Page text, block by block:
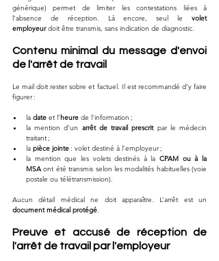
générique) permet de limiter les contestations liées à
l’absence de réception. Là encore, seul le volet
employeur doit être transmis, sans indication de diagnostic.
Contenu minimal du message d'envoi
de l'arrêt de travail
Le mail doit rester sobre et factuel. Il est recommandé d’y faire
figurer :
la date et l’heure de l’information ;
la mention d’un arrêt de travail prescrit par le médecin
traitant ;
la pièce jointe : volet destiné à l’employeur ;
la mention que les volets destinés à la CPAM ou à la
MSA ont été transmis selon les modalités habituelles (voie
postale ou télétransmission).
document médical protégé.
Preuve et accusé de réception de
l'arrêt de travail par l'employeur